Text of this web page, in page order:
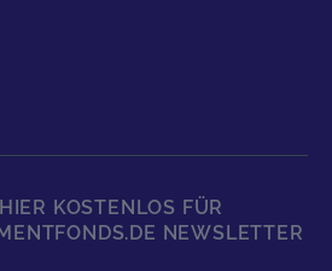
KOSTENLOS FÜR
NEWSLETTER